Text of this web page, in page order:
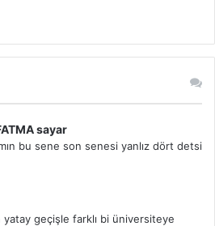
sayar
bu sene son senesi yanlız dört detsi
yatay geçişle farklı bi üniversiteye